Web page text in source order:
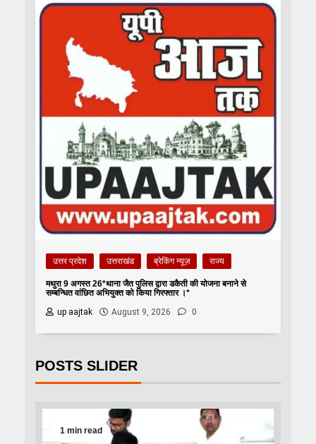
उत्तर प्रदेश उत्तराखंड ब्रेकिंग न्यूज़ राज्य
मथुरा 9 अगस्त 26*थाना जैत पुलिस द्वारा डकैती की योजना बनाने से
सम्बन्धित वांछित अभियुक्त को किया गिरफ्तार ।*
up aajtak
August 9, 2026 0
POSTS SLIDER
1 min read